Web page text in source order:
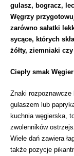
gulasz, bogracz,
Węgrzy
zarówno sałatki
sycące, których
żółty, ziemniaki
Ciepły smak
Znaki rozpoznawcze
gulaszem lub
kuchnia węgierska,
zwolenników
Wiele dań zawiera
także pozycje